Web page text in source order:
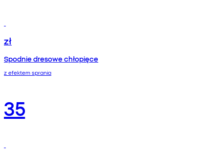
zł
Spodnie dresowe chłopięce
z efektem sprania
35